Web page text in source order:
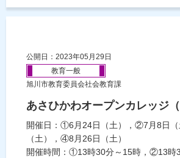
公開日：2023年05月29日
教育一般
旭川市教育委員会社会教育課
あさひかわオープンカレッジ（
開催日：①6月24日（土），②7月8日
（土），④8月26日（土）
開催時間：①13時30分～15時，②13時